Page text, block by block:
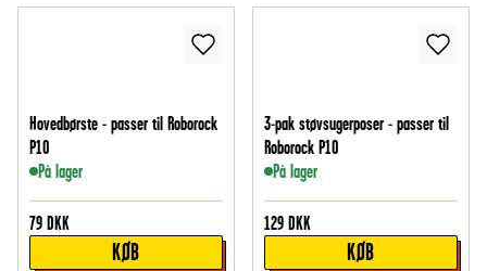
Hovedbørste - passer til Roborock
P10
På lager
79 DKK
KØB
3-pak støvsugerposer - passer til
Roborock P10
På lager
129 DKK
KØB